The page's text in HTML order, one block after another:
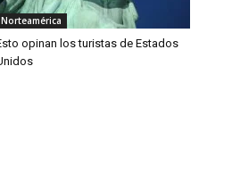
Norteamérica
opinan los turistas de Estados